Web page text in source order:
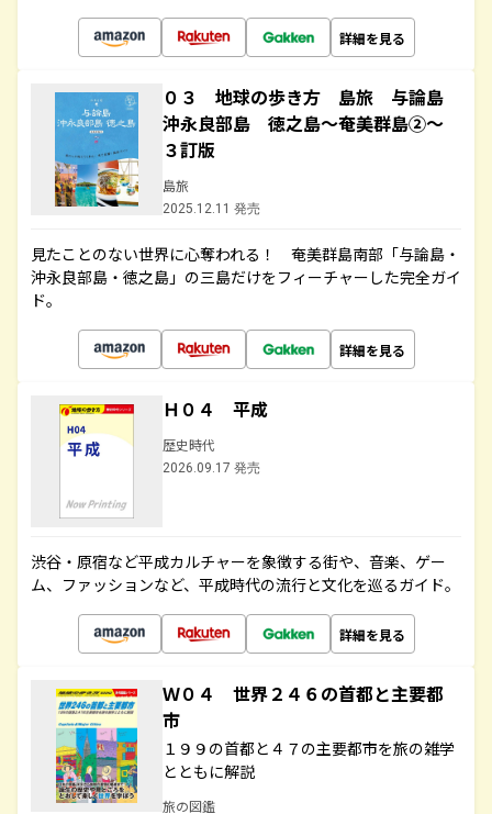
詳細を見る
０３ 地球の歩き方 島旅 与論島
沖永良部島 徳之島～奄美群島②～
３訂版
島旅
2025.12.11 発売
見たことのない世界に心奪われる！ 奄美群島南部「与論島・
沖永良部島・徳之島」の三島だけをフィーチャーした完全ガイ
ド。
詳細を見る
Ｈ０４ 平成
歴史時代
2026.09.17 発売
渋谷・原宿など平成カルチャーを象徴する街や、音楽、ゲー
ム、ファッションなど、平成時代の流行と文化を巡るガイド。
詳細を見る
Ｗ０４ 世界２４６の首都と主要都
市
１９９の首都と４７の主要都市を旅の雑学
とともに解説
旅の図鑑